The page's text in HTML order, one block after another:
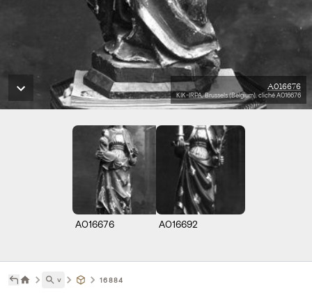
A016676
KIK-IRPA, Brussels (Belgium), cliché A016676
A016676 A016692
˅ 16884